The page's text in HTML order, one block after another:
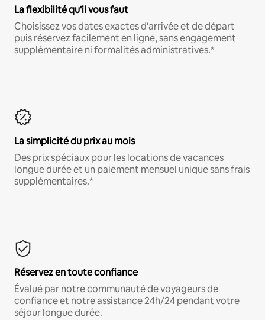
La flexibilité qu'il vous faut
Choisissez vos dates exactes d'arrivée et de départ
puis réservez facilement en ligne, sans engagement
supplémentaire ni formalités administratives.*
La simplicité du prix au mois
Des prix spéciaux pour les locations de vacances
longue durée et un paiement mensuel unique sans frais
supplémentaires.*
Réservez en toute confiance
Évalué par notre communauté de voyageurs de
confiance et notre assistance 24h/24 pendant votre
séjour longue durée.